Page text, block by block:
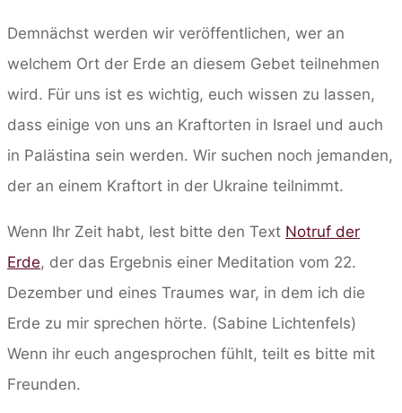
Demnächst werden wir veröffentlichen, wer an
welchem Ort der Erde an diesem Gebet teilnehmen
wird. Für uns ist es wichtig, euch wissen zu lassen,
dass einige von uns an Kraftorten in Israel und auch
in Palästina sein werden. Wir suchen noch jemanden,
der an einem Kraftort in der Ukraine teilnimmt.
Wenn Ihr Zeit habt, lest bitte den Text Notruf der
Erde, der das Ergebnis einer Meditation vom 22.
Dezember und eines Traumes war, in dem ich die
Erde zu mir sprechen hörte. (Sabine Lichtenfels)
Wenn ihr euch angesprochen fühlt, teilt es bitte mit
Freunden.